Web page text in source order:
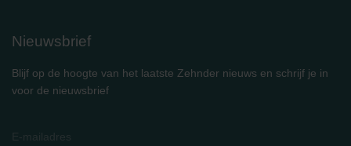
Nieuwsbrief
Blijf op de hoogte van het laatste Zehnder nieuws en schrijf je in
voor de nieuwsbrief